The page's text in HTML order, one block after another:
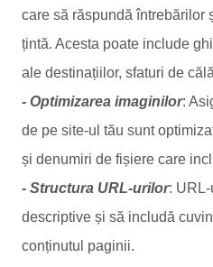
care să răspundă întrebărilor
țintă. Acesta poate include
ale destinațiilor, sfaturi de
- Optimizarea imaginilor:
de pe site-ul tău sunt
și denumiri de fișiere care
- Structura URL-urilor:
descriptive și să includă
conținutul paginii.